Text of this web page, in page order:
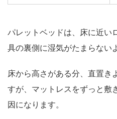
パレットベッドは、床に近い
具の裏側に湿気がたまらない
床から高さがある分、直置き
すが、マットレスをずっと敷
因になります。